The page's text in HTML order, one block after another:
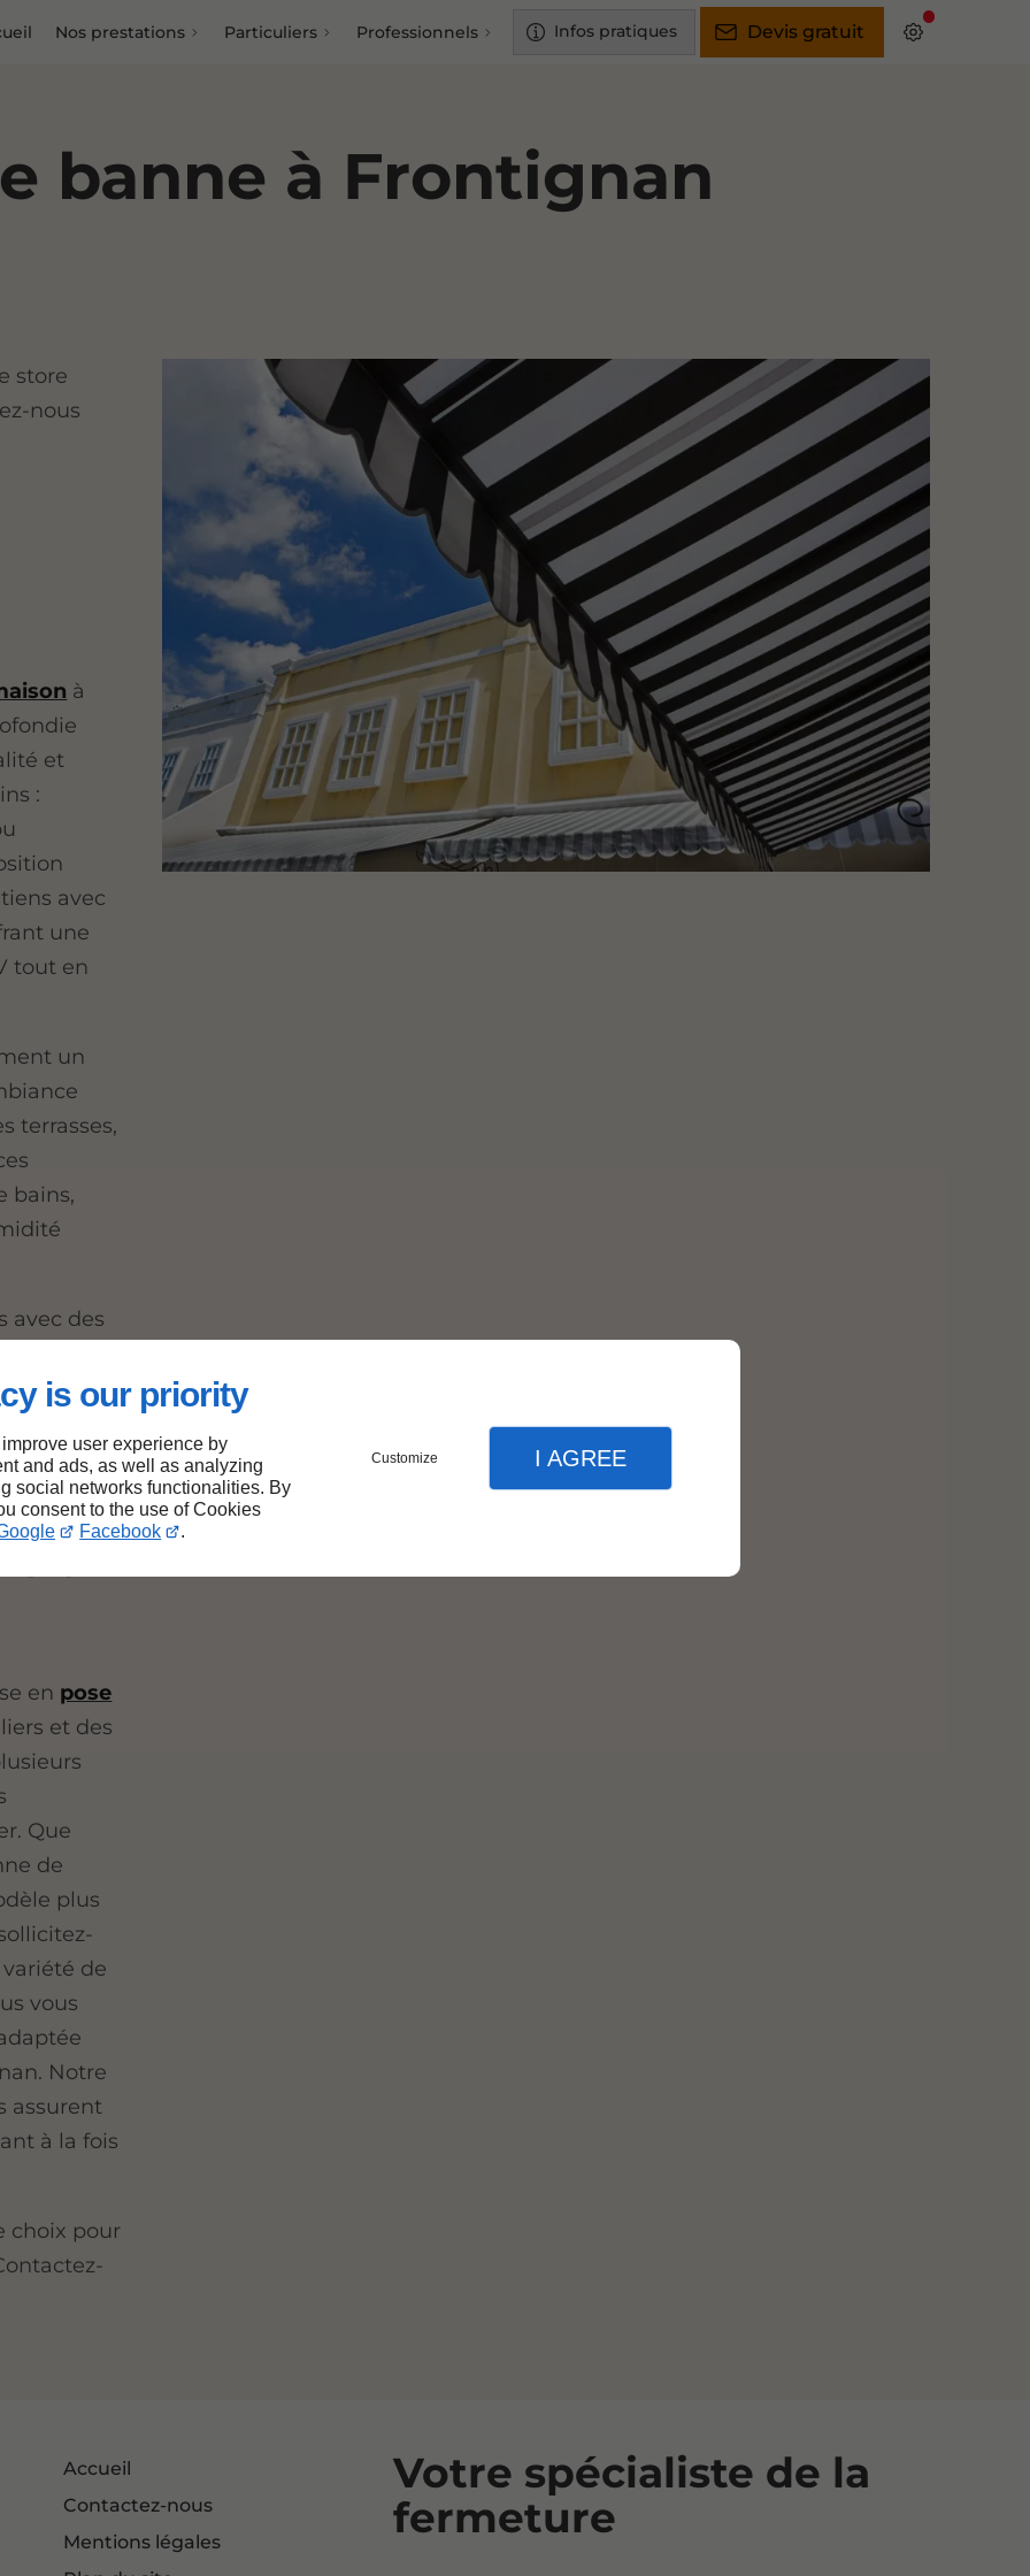
is our priority
user experience by
and ads, as well as analyzing
social networks functionalities. By
consent to the use of Cookies
Facebook .
Customize I AGREE
Nos prestations Particuliers Professionnels Infos pratiques Devis gratuit
banne à Frontignan
store
nous
à
et
:
avec
une
tout en
un
terrasses,
bains,
avec des
à
à
en pose
et des
Que
de
plus
de
vous
Notre
assurent
à la fois
choix pour
Accueil
Contactez-nous
Mentions légales
Votre spécialiste de la
fermeture